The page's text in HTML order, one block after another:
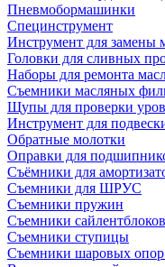
Пневмобормашинки
Специнструмент
Инструмент для замены
Головки для сливных
Наборы для ремонта
Съемники масляных
Щупы для проверки
Инструмент для
Обратные молотки
Оправки для
Съёмники для
Съемники для ШРУС
Съемники пружин
Съемники сайлентблоков
Съемники ступицы
Съемники шаровых опор